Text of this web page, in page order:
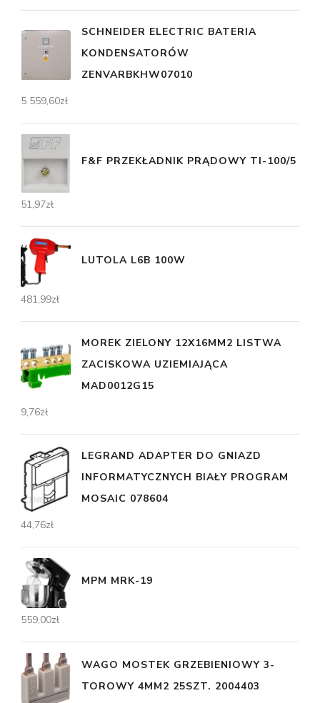
SCHNEIDER ELECTRIC BATERIA
KONDENSATORÓW
ZENVARBKHW07010
5 559,60zł
F&F PRZEKŁADNIK PRĄDOWY TI-100/5
51,97zł
LUTOLA L6B 100W
481,99zł
MOREK ZIELONY 12X16MM2 LISTWA
ZACISKOWA UZIEMIAJĄCA
MAD0012G15
9,76zł
LEGRAND ADAPTER DO GNIAZD
INFORMATYCZNYCH BIAŁY PROGRAM
MOSAIC 078604
44,76zł
MPM MRK-19
559,00zł
WAGO MOSTEK GRZEBIENIOWY 3-
TOROWY 4MM2 25SZT. 2004403